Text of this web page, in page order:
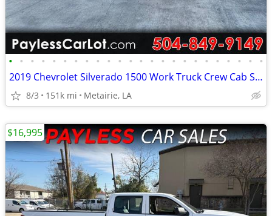
• • • • • • • • • • • • • • • • • • • • • • • •
2019 Chevrolet Silverado 1500 Work Truck Crew Cab Short Box 2WD
8/3 151k mi Metairie, LA
$16,995